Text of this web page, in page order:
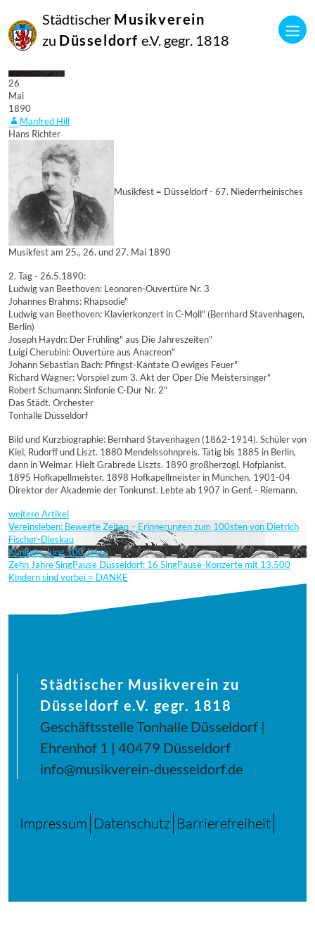
Städtischer Musikverein
zu Düsseldorf e.V. gegr. 1818
26
Mai
1890
Manfred Hill
Hans Richter
Musikfest = Düsseldorf - 67. Niederrheinisches
Musikfest am 25., 26. und 27. Mai 1890
2. Tag - 26.5.1890:
Ludwig van Beethoven: Leonoren-Ouvertüre Nr. 3
Johannes Brahms: Rhapsodie"
Ludwig van Beethoven: Klavierkonzert in C-Moll" (Bernhard Stavenhagen,
Berlin)
Joseph Haydn: Der Frühling" aus Die Jahreszeiten"
Luigi Cherubini: Ouvertüre aus Anacreon"
Johann Sebastian Bach: Pfingst-Kantate O ewiges Feuer"
Richard Wagner: Vorspiel zum 3. Akt der Oper Die Meistersinger"
Robert Schumann: Sinfonie C-Dur Nr. 2"
Das Städt. Orchester
Tonhalle Düsseldorf
Bild und Kurzbiographie: Bernhard Stavenhagen (1862-1914). Schüler von
Kiel, Rudorff und Liszt. 1880 Mendelssohnpreis. Tätig bis 1885 in Berlin,
dann in Weimar. Hielt Grabrede Liszts. 1890 großherzogl. Hofpianist,
1895 Hofkapellmeister, 1898 Hofkapellmeister in München. 1901-04
Direktor der Akademie der Tonkunst. Lebte ab 1907 in Genf. - Riemann.
weitere Artikel
Vereinsleben: Bewegte Zeiten – Erinnerungen zum 100sten von Dietrich
Fischer-Dieskau
Kunibert Jung 100 Jahre
Zehn Jahre SingPause Düsseldorf: 16 SingPause-Konzerte mit 13.500
Kindern sind vorbei = DANKE
Städtischer Musikverein zu
Düsseldorf e.V. gegr. 1818
Geschäftsstelle Tonhalle Düsseldorf |
Ehrenhof 1 | 40479 Düsseldorf
info@musikverein-duesseldorf.de
Impressum Datenschutz Barrierefreiheit